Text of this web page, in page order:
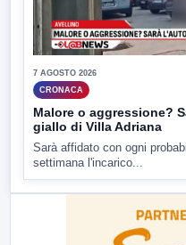
7 AGOSTO 2026
CRONACA
Malore o aggressione?
giallo di Villa Adriana
Sarà affidato con ogni
settimana l'incarico...